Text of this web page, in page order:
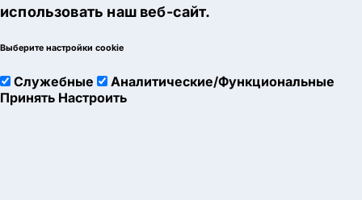
использовать наш веб-сайт.
Выберите настройки cookie
Служебные
Аналитические/Функциональные
Принять Настроить